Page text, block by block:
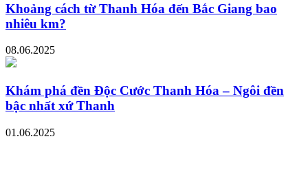
Khoảng cách từ Thanh Hóa đến Bắc Giang bao
nhiêu km?
08.06.2025
Khám phá đền Độc Cước Thanh Hóa – Ngôi đền
bậc nhất xứ Thanh
01.06.2025